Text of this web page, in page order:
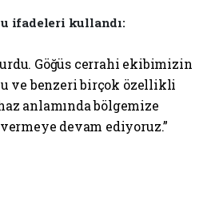
ifadeleri kullandı:
Göğüs cerrahi ekibimizin
ve benzeri birçok özellikli
anlamında bölgemize
devam ediyoruz.”